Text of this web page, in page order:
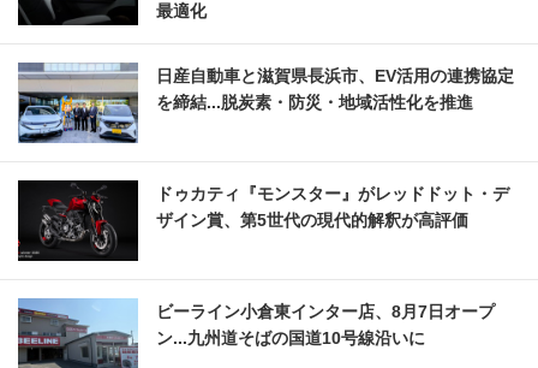
最適化
日産自動車と滋賀県長浜市、EV活用の連携協定
を締結...脱炭素・防災・地域活性化を推進
ドゥカティ『モンスター』がレッドドット・デ
ザイン賞、第5世代の現代的解釈が高評価
ビーライン小倉東インター店、8月7日オープ
ン...九州道そばの国道10号線沿いに